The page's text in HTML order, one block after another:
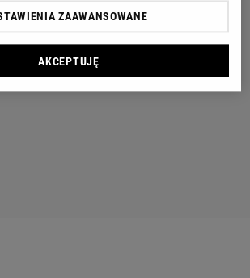
ZAAWANSOWANE
AKCEPTUJĘ